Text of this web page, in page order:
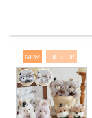
NEW PICK UP